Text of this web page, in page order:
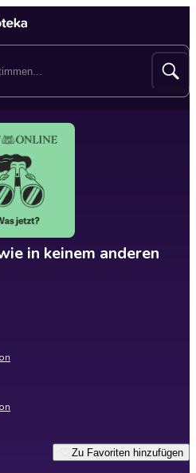
in keinem anderen
Zu Favoriten hinzufügen